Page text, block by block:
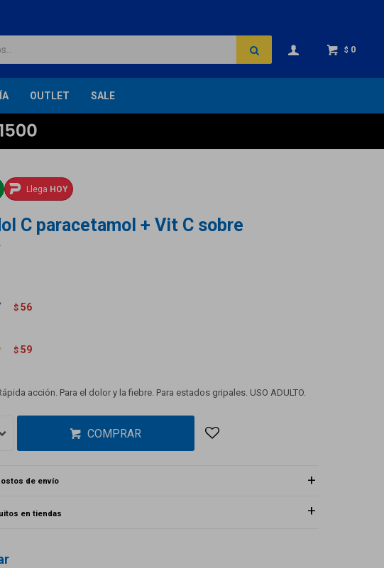
OUTLET SALE
$ 0
Llega HOY
C paracetamol + Vit C sobre
$ 56
$ 59
acción. Para el dolor y la fiebre. Para estados gripales. USO ADULTO.
COMPRAR
de envío
en tiendas